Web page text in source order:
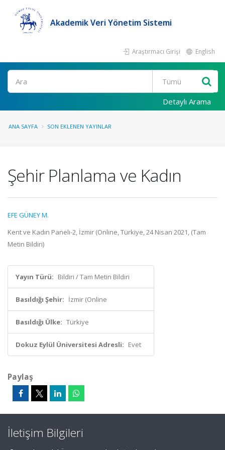
Akademik Veri Yönetim Sistemi
Araştırmacı Girişi English
Ara
Detaylı Arama
ANA SAYFA SON EKLENEN YAYINLAR
Şehir Planlama ve Kadın
EFE GÜNEY M.
Kent ve Kadın Paneli-2, İzmir (Online, Türkiye, 24 Nisan 2021, (Tam
Metin Bildiri)
Yayın Türü: Bildiri / Tam Metin Bildiri
Basıldığı Şehir: İzmir (Online
Basıldığı Ülke: Türkiye
Dokuz Eylül Üniversitesi Adresli: Evet
Paylaş
İletişim Bilgileri